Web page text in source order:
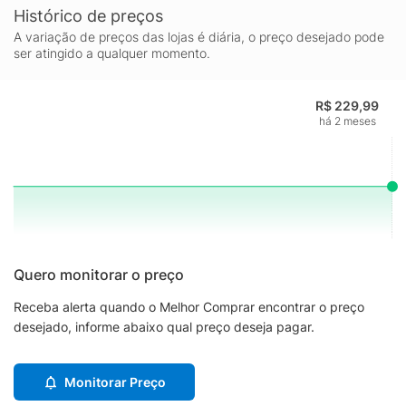
Histórico de preços
A variação de preços das lojas é diária, o preço desejado pode
ser atingido a qualquer momento.
R$ 229,99
há 2 meses
Quero monitorar o preço
Receba alerta quando o Melhor Comprar encontrar o preço
desejado, informe abaixo qual preço deseja pagar.
Monitorar Preço